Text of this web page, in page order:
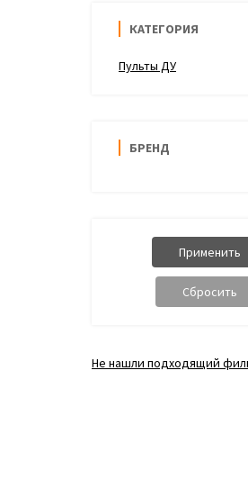
КАТЕГОРИЯ
Пульты ДУ
БРЕНД
Не нашли подходящий